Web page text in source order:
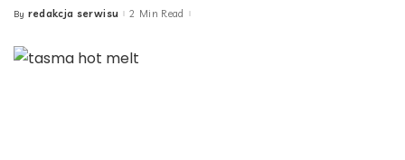
Posted
By redakcja serwisu 2 Min Read